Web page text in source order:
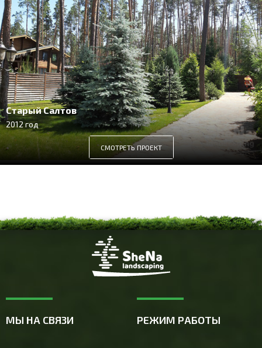
Старый Салтов
2012 год
СМОТРЕТЬ ПРОЕКТ
МЫ НА СВЯЗИ РЕЖИМ РАБОТЫ